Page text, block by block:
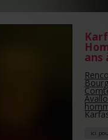
ans
ici